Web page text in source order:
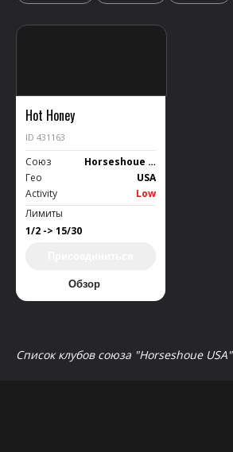
Hot Honey
ID 431163
Союз
Horseshoue USA
Гео
USA
Activity
Low
Лимиты
1/2 -> 15/30
Обзор
Список клубов союза "Horseshoue USA"